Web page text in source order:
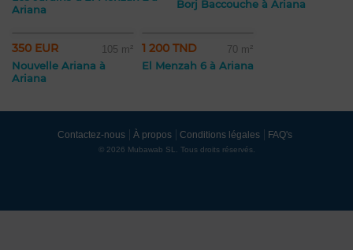
Ariana
Borj Baccouche à Ariana
350 EUR 105 m²
Nouvelle Ariana à
Ariana
1 200 TND 70 m²
El Menzah 6 à Ariana
Contactez-nous À propos Conditions légales FAQ's
© 2026 Mubawab SL. Tous droits réservés.